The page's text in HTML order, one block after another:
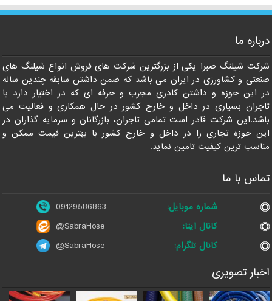
درباره ما
شرکت شیلنگ صبرا یکی از بزرگترین شرکت های فروش انواع شیلنگ های
صنعتی و کشاورزی در ایران می باشد که ضمن داشتن سابقه چندین ساله
در این حوزه و داشتن کادری مجرب و حرفه ای که در اختیار دارد با
تاجران بسیاری در داخل و خارج کشور در حال همکاری و فعالیت می
باشد.این شرکت قادر است تمامی تاجران، بازرگانان و سرمایه گذاران در
این حوزه تجاری را در داخل و خارج کشور با بهترین قیمت ممکن و
مناسب ترین کیفیت تامین نماید.
تماس با ما
شماره موبایل:
09129586863
کانال ایتا:
@SabraHose
کانال تلگرام:
@SabraHose
اخبار تصویری
09129586863